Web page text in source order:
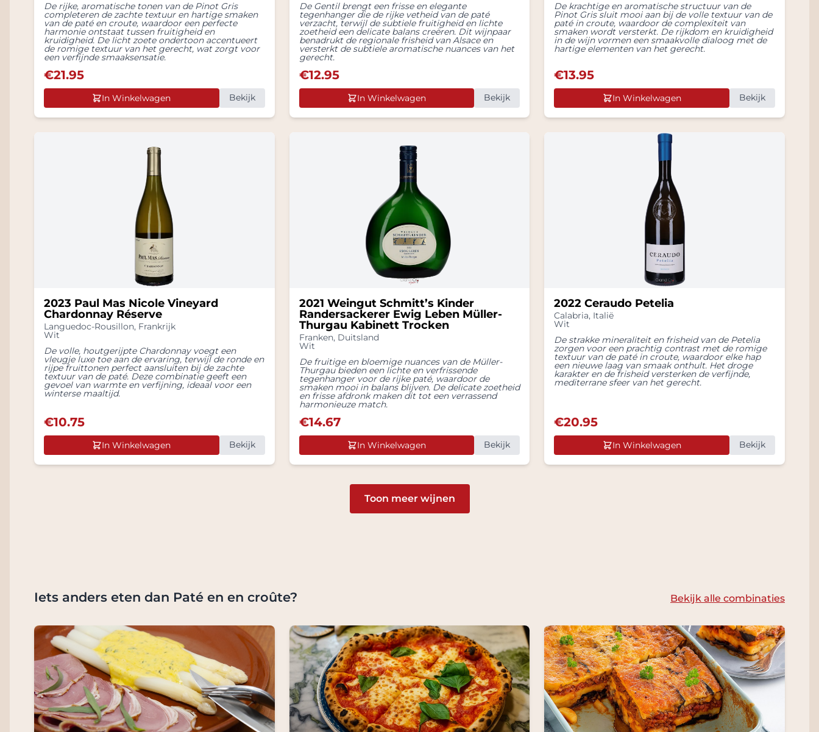
De rijke, aromatische tonen van de Pinot Gris
completeren de zachte textuur en hartige smaken
van de paté en croute, waardoor een perfecte
harmonie ontstaat tussen fruitigheid en
kruidigheid. De licht zoete ondertoon accentueert
de romige textuur van het gerecht, wat zorgt voor
een verfijnde smaaksensatie.
€21.95
In Winkelwagen Bekijk
De Gentil brengt een frisse en elegante
tegenhanger die de rijke vetheid van de paté
verzacht, terwijl de subtiele fruitigheid en lichte
zoetheid een delicate balans creëren. Dit wijnpaar
benadrukt de regionale frisheid van Alsace en
versterkt de subtiele aromatische nuances van het
gerecht.
€12.95
In Winkelwagen Bekijk
De krachtige en aromatische structuur van de
Pinot Gris sluit mooi aan bij de volle textuur van de
paté in croute, waardoor de complexiteit van
smaken wordt versterkt. De rijkdom en kruidigheid
in de wijn vormen een smaakvolle dialoog met de
hartige elementen van het gerecht.
€13.95
In Winkelwagen Bekijk
2023 Paul Mas Nicole Vineyard
Chardonnay Réserve
Languedoc-Rousillon, Frankrijk
Wit
De volle, houtgerijpte Chardonnay voegt een
vleugje luxe toe aan de ervaring, terwijl de ronde en
rijpe fruittonen perfect aansluiten bij de zachte
textuur van de paté. Deze combinatie geeft een
gevoel van warmte en verfijning, ideaal voor een
winterse maaltijd.
€10.75
In Winkelwagen Bekijk
2021 Weingut Schmitt’s Kinder
Randersackerer Ewig Leben Müller-
Thurgau Kabinett Trocken
Franken, Duitsland
Wit
De fruitige en bloemige nuances van de Müller-
Thurgau bieden een lichte en verfrissende
tegenhanger voor de rijke paté, waardoor de
smaken mooi in balans blijven. De delicate zoetheid
en frisse afdronk maken dit tot een verrassend
harmonieuze match.
€14.67
In Winkelwagen Bekijk
2022 Ceraudo Petelia
Calabria, Italië
Wit
De strakke mineraliteit en frisheid van de Petelia
zorgen voor een prachtig contrast met de romige
textuur van de paté in croute, waardoor elke hap
een nieuwe laag van smaak onthult. Het droge
karakter en de frisheid versterken de verfijnde,
mediterrane sfeer van het gerecht.
€20.95
In Winkelwagen Bekijk
Toon meer wijnen
Iets anders eten dan Paté en en croûte? Bekijk alle combinaties